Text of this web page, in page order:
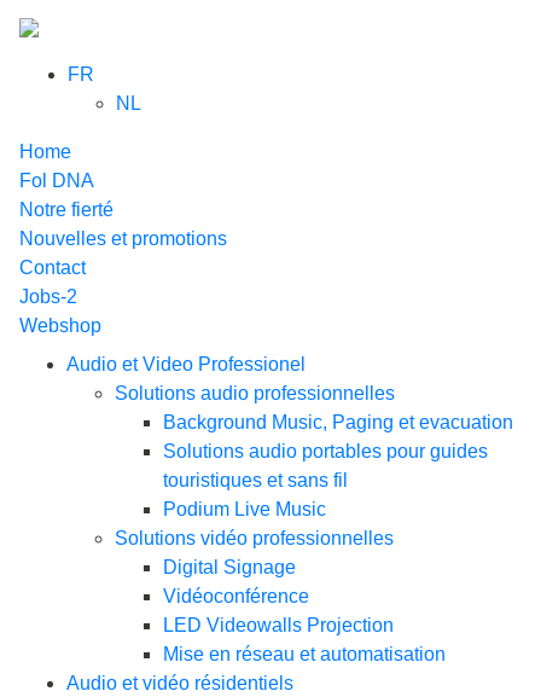
FR
NL
Home
Fol DNA
Notre fierté
Nouvelles et promotions
Contact
Jobs-2
Webshop
Audio et Video Professionel
Solutions audio professionnelles
Background Music, Paging et evacuation
Solutions audio portables pour guides
touristiques et sans fil
Podium Live Music
Solutions vidéo professionnelles
Digital Signage
Vidéoconférence
LED Videowalls Projection
Mise en réseau et automatisation
Audio et vidéo résidentiels